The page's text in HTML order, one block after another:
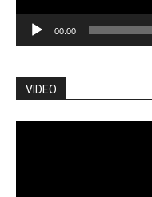
00:00
VIDEO